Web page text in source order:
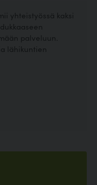
yhteistyössä kaksi
palveluun.
lähikuntien